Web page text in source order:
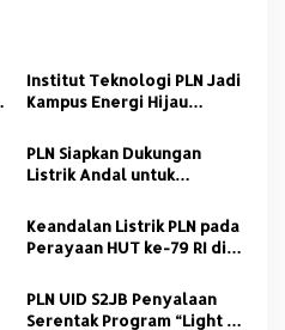
Institut Teknologi PLN Jadi
Kampus Energi Hijau
Pemanfaatan REC
PLN Siapkan Dukungan
Listrik Andal untuk
ke–2 di Bali
Keandalan Listrik PLN pada
Perayaan HUT ke-79 RI di
Kalangan
PLN UID S2JB Penyalaan
Serentak Program “Light Up